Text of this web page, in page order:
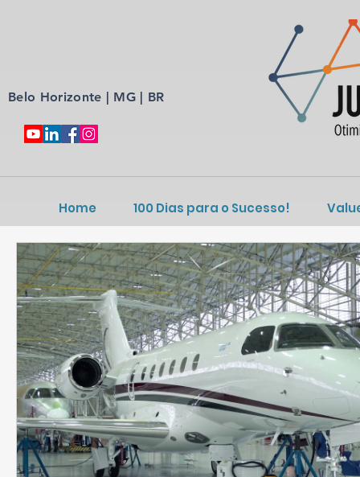
Belo Horizonte | MG | BR
Home 100 Dias para o Sucesso!